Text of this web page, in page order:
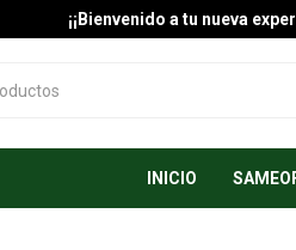
¡¡Bienvenido a tu nueva
INICIO